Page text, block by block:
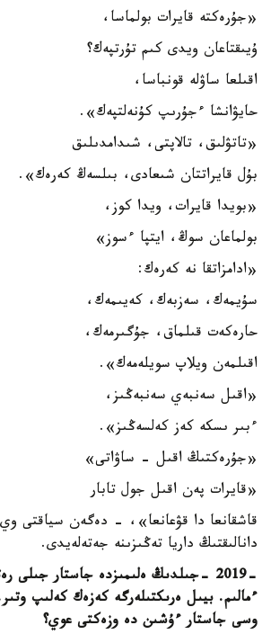
«جۇرەكتە قايرات بولماسا،
ۇيىقتاعان ويدى كىم تۇرتپەك؟
اقىلعا ساۋلە قونباسا،
حايۋانشا ءجۇرىپ كۇنەلتپەك».
«تاتۋلىق، تالاپتى، شىدامدىلىق
بۇل قايراتتان شىعادى، بىلسەڭ كەرەك».
«بويدا قايرات، ويدا كوز،
بولماعان سوڭ، ايتپا ءسوز»
«ادامزاتقا نە كەرەك:
سۇيمەك، سەزبەك، كەيىمەك،
حارەكەت قىلماق، جۇگىرمەك،
اقىلمەن ويلاپ سويلەمەك».
«اقىل سەنبەي سەنبەڭىز،
ءبىر ىسكە كەز كەلسەڭىز».
«جۇرەكتىڭ اقىل - ساۋاتى»
«قايرات پەن اقىل جول تابار
قاشقانعا دا قۋعانعا»، - دەگەن سياقتى
دانالىقتىڭ داريا تەڭىزىنە جەتەلەيدى.
-2019 -جىلدىڭ ەلىمىزدە جاستار جىلى
ءمالىم. بيىل ەرىكتىلەرگە كەزەك كەلىپ
وسى جاستار ءۇشىن دە وزەكتى عوي؟